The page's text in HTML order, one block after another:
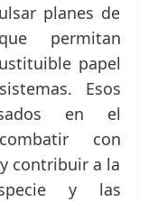
planes de
permitan
papel
Esos
en el
con
contribuir a la
y las